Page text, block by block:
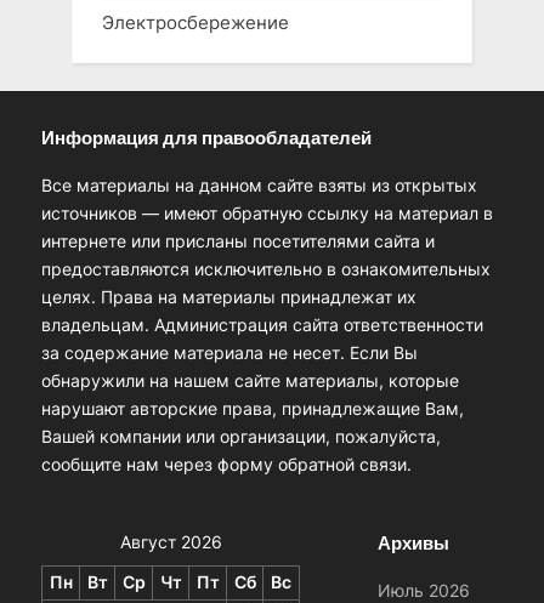
Электросбережение
Информация для правообладателей
Все материалы на данном сайте взяты из открытых
источников — имеют обратную ссылку на материал в
интернете или присланы посетителями сайта и
предоставляются исключительно в ознакомительных
целях. Права на материалы принадлежат их
владельцам. Администрация сайта ответственности
за содержание материала не несет. Если Вы
обнаружили на нашем сайте материалы, которые
нарушают авторские права, принадлежащие Вам,
Вашей компании или организации, пожалуйста,
сообщите нам через форму обратной связи.
Август 2026
Пн Вт Ср Чт Пт Сб
Вс
Архивы
Июль 2026